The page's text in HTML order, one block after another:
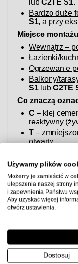
lubC2TE S1.
Bardzo duże
S1, a przy
Miejsce montażu
Wewnątrz –
Łazienki/
Ogrzewanie
Balkony/
S1 lubC2TE
Co znaczą
C – klej
reaktywny
T –
otwarty
Szybka
Do większości
ogrzewaniu
klej elastyczny
Uwaga:przed
czasy schnięcia.
Używamy plików
Możemy je zamieścić w
ulepszenia naszej strony
i zapewnienia Państwu
Aby uzyskać więcej
otwórz ustawienia.
Dostosuj